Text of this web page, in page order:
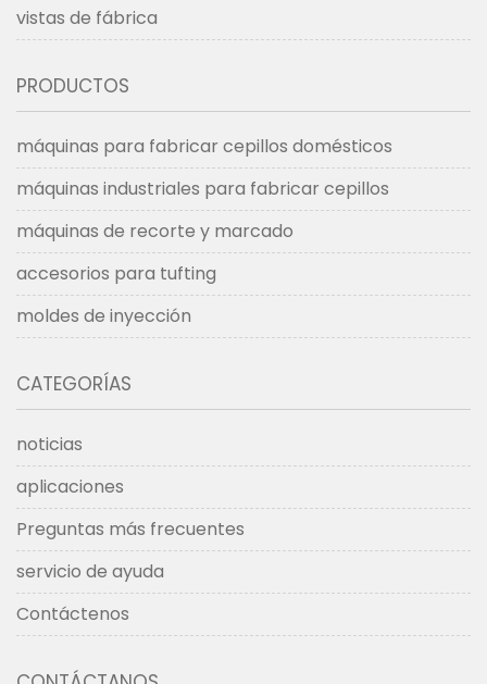
vistas de fábrica
PRODUCTOS
máquinas para fabricar cepillos domésticos
máquinas industriales para fabricar cepillos
máquinas de recorte y marcado
accesorios para tufting
moldes de inyección
CATEGORÍAS
noticias
aplicaciones
Preguntas más frecuentes
servicio de ayuda
Contáctenos